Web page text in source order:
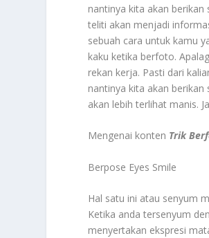
nantinya kita akan
teliti akan menjadi
sebuah cara untuk kamu
kaku ketika berfoto.
rekan kerja. Pasti dari
nantinya kita akan berikan
akan lebih terlihat manis.
Mengenai konten Trik
Berpose Eyes Smile
Hal satu ini atau senyum
Ketika anda tersenyum
menyertakan ekspresi